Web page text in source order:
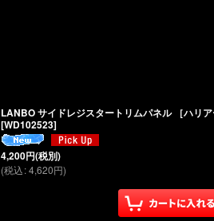
LANBO サイドレジスタートリムパネル ［ハリ
[WD102523]
4,200円(税別)
(税込:4,620円)